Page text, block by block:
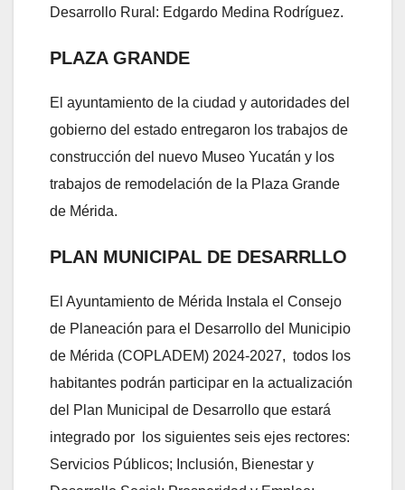
Desarrollo Rural: Edgardo Medina Rodríguez.
PLAZA GRANDE
El ayuntamiento de la ciudad y autoridades del
gobierno del estado entregaron los trabajos de
construcción del nuevo Museo Yucatán y los
trabajos de remodelación de la Plaza Grande
de Mérida.
PLAN MUNICIPAL DE DESARRLLO
El Ayuntamiento de Mérida Instala el Consejo
de Planeación para el Desarrollo del Municipio
de Mérida (COPLADEM) 2024-2027, todos los
habitantes podrán participar en la actualización
del Plan Municipal de Desarrollo que estará
integrado por los siguientes seis ejes rectores:
Servicios Públicos; Inclusión, Bienestar y